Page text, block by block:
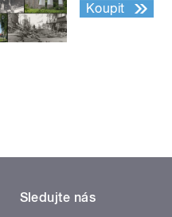
Koupit
Sledujte nás